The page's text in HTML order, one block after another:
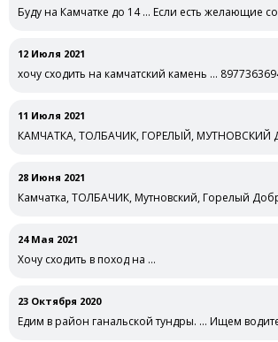
Буду на Камчатке до 14 … Если есть желающие
12 Июля 2021
хочу сходить на камчатский камень …
11 Июля 2021
КАМЧАТКА, ТОЛБАЧИК, ГОРЕЛЫЙ, МУТНОВСКИЙ
28 Июня 2021
Камчатка, ТОЛБАЧИК, Мутновский, Горелый
24 Мая 2021
Хочу сходить в поход на …
23 Октября 2020
Едим в район ганальской тундры. … Ищем